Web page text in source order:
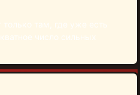
там, где уже есть
число сильных